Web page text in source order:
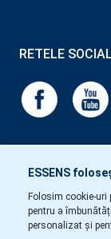
ESSENS
Folosim cookie-
pentru a
personalizat și
RETELE